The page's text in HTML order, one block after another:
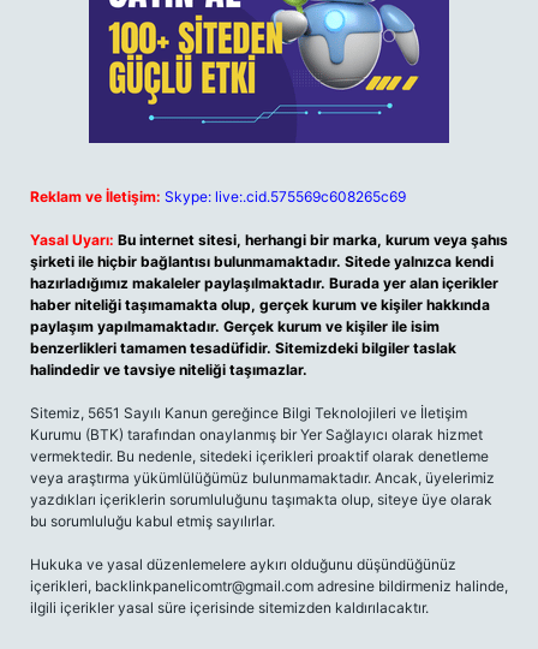
Reklam ve İletişim: Skype: live:.cid.575569c608265c69
Yasal Uyarı: Bu internet sitesi, herhangi bir marka, kurum veya şahıs
şirketi ile hiçbir bağlantısı bulunmamaktadır. Sitede yalnızca kendi
hazırladığımız makaleler paylaşılmaktadır. Burada yer alan içerikler
haber niteliği taşımamakta olup, gerçek kurum ve kişiler hakkında
paylaşım yapılmamaktadır. Gerçek kurum ve kişiler ile isim
benzerlikleri tamamen tesadüfidir. Sitemizdeki bilgiler taslak
halindedir ve tavsiye niteliği taşımazlar.
Sitemiz, 5651 Sayılı Kanun gereğince Bilgi Teknolojileri ve İletişim
Kurumu (BTK) tarafından onaylanmış bir Yer Sağlayıcı olarak hizmet
vermektedir. Bu nedenle, sitedeki içerikleri proaktif olarak denetleme
veya araştırma yükümlülüğümüz bulunmamaktadır. Ancak, üyelerimiz
yazdıkları içeriklerin sorumluluğunu taşımakta olup, siteye üye olarak
bu sorumluluğu kabul etmiş sayılırlar.
Hukuka ve yasal düzenlemelere aykırı olduğunu düşündüğünüz
içerikleri, backlinkpanelicomtr@gmail.com adresine bildirmeniz halinde,
ilgili içerikler yasal süre içerisinde sitemizden kaldırılacaktır.